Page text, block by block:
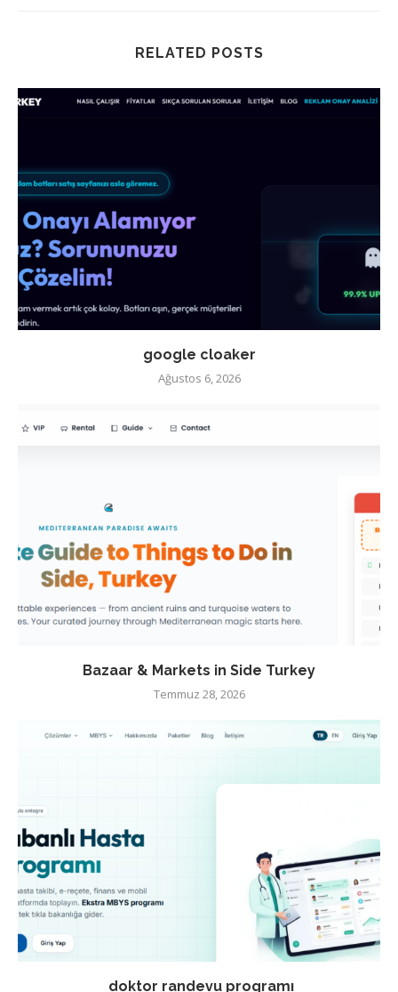
RELATED POSTS
google cloaker
Ağustos 6, 2026
Bazaar & Markets in Side Turkey
Temmuz 28, 2026
doktor randevu programı